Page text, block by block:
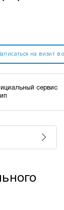
на визит в
сервис